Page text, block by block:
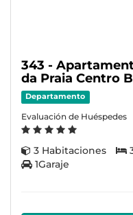
343 -
da Praia Centro
Departamento
Evaluación de Huéspedes
3 Habitaciones
1Garaje